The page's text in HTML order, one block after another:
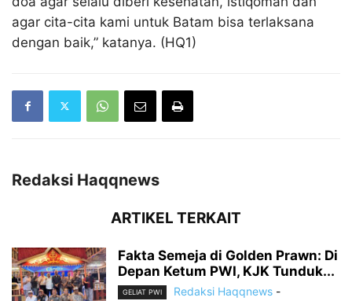
agar cita-cita kami untuk Batam bisa terlaksana
dengan baik,” katanya. (HQ1)
Redaksi Haqqnews
ARTIKEL TERKAIT
Fakta Semeja di Golden Prawn: Di
Depan Ketum PWI, KJK Tunduk...
GELIAT PWI Redaksi Haqqnews -